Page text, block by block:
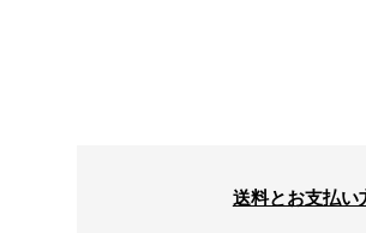
送料とお支払い